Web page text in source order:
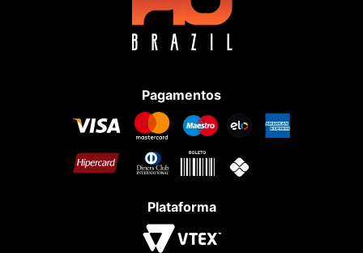
Pagamentos
Plataforma